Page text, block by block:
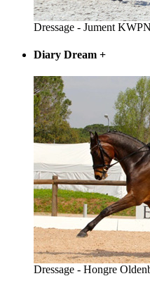
Dressage - Jument
Diary Dream +
Dressage - Hongre